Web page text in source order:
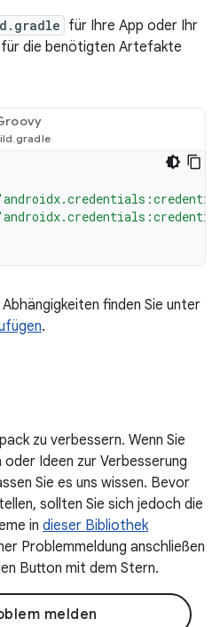
für Ihre App oder Ihr
für die benötigten Artefakte
finden Sie unter
.
zu verbessern. Wenn Sie
Ideen zur Verbesserung
Sie es uns wissen. Bevor
sollten Sie sich jedoch die
in dieser Bibliothek
Problemmeldung anschließen
Button mit dem Stern.
melden